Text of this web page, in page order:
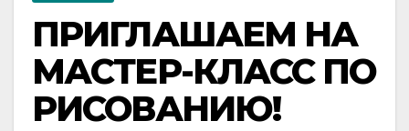
ПРИГЛАШАЕМ НА
МАСТЕР-КЛАСС ПО
РИСОВАНИЮ!